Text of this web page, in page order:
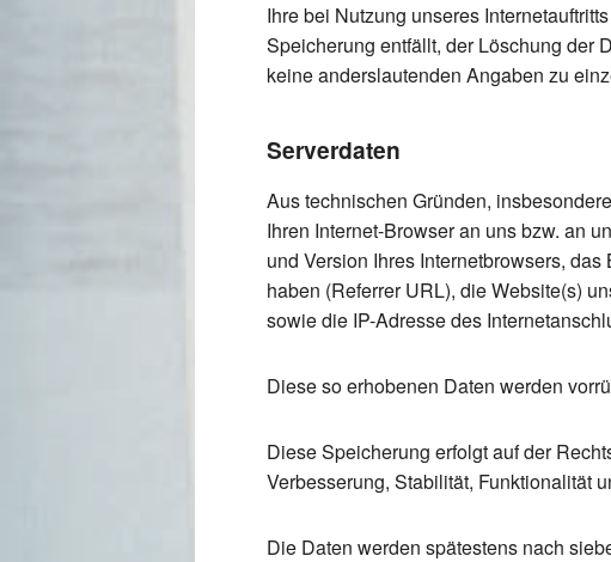
Ihre bei Nutzung unseres
Speicherung entfällt, der Löschung der
keine anderslautenden Angaben zu
Serverdaten
Aus technischen Gründen,
Ihren Internet-Browser an uns bzw. an
und Version Ihres Internetbrowsers,
haben (Referrer URL), die Website(s)
sowie die IP-Adresse des
Diese so erhobenen Daten werden
Diese Speicherung erfolgt auf der
Verbesserung, Stabilität, Funktionalität
Die Daten werden spätestens nach